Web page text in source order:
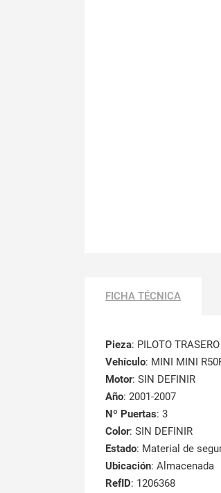
FICHA TÉCNICA
Pieza: PILOTO
Vehículo: MINI MINI
Motor: SIN DEFINIR
Año: 2001-2007
Nº Puertas: 3
Color: SIN DEFINIR
Estado: Material de
Ubicación: Almacenada
RefID: 1206368